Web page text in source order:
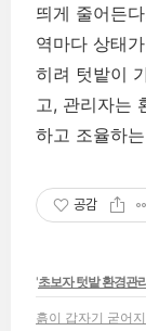
띄게 줄어든
역마다 상태
히려 텃밭이
고, 관리자는
하고 조율하
공감
'초보자 텃밭 환경관
흙이 갑자기 굳어